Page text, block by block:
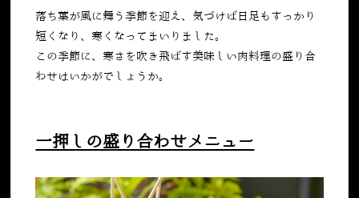
落ち葉が風に舞う季節を迎え、気づけば日足もすっかり
短くなり、寒くなってまいりました。
この季節に、寒さを吹き飛ばす美味しい肉料理の盛り合
わせはいかがでしょうか。
一押しの盛り合わせメニュー